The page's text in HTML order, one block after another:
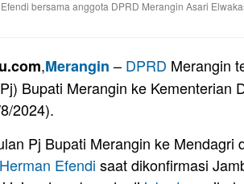
bersama anggota DPRD Merangin Asari
,Merangin – DPRD Merangin
Bupati Merangin ke Kementerian
2024).
Pj Bupati Merangin ke Mendagri
Herman Efendi saat dikonfirmasi